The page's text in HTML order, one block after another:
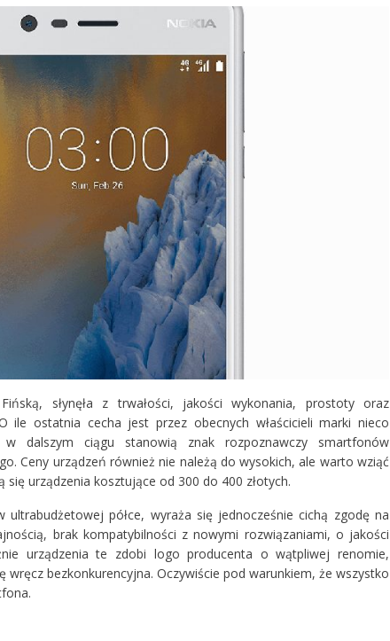
słynęła z trwałości, jakości wykonania, prostoty oraz
ile ostatnia cecha jest przez obecnych właścicieli marki nieco
dalszym ciągu stanowią znak rozpoznawczy smartfonów
Ceny urządzeń również nie należą do wysokich, ale warto wziąć
urządzenia kosztujące od 300 do 400 złotych.
półce, wyraża się jednocześnie cichą zgodę na
brak kompatybilności z nowymi rozwiązaniami, o jakości
urządzenia te zdobi logo producenta o wątpliwej renomie,
wręcz bezkonkurencyjna. Oczywiście pod warunkiem, że wszystko